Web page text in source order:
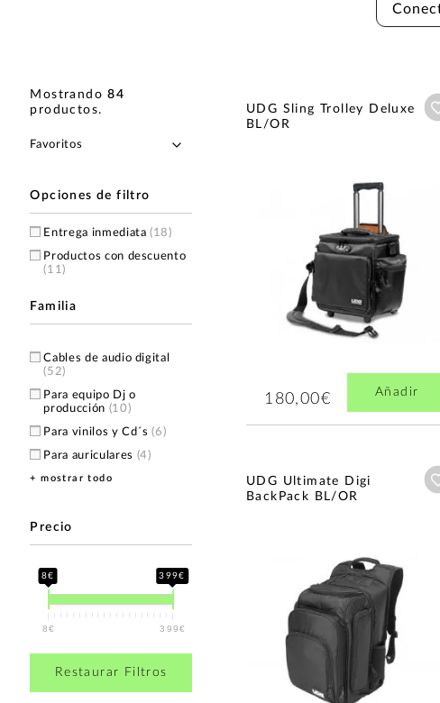
Mostrando84
productos.
Opciones de filtro
Entrega inmediata(18)
Productos con descuento
(11)
Familia
Cables de audio digital
(52)
Para equipo Dj o
producción (10)
Para vinilos y Cd´s(6)
Para auriculares (4)
Para controladores DJ
Soportes para Ordenador
Portátil
Maletas y fundas para DJ
(1)
Accesorios para DJ(1)
+ mostrar todo
Precio
8€ 399€
8€ 399€
Restaurar Filtros
UDG Sling Trolley Deluxe
BL/OR
180,00€ Añadir
UDG Ultimate Digi
BackPack BL/OR